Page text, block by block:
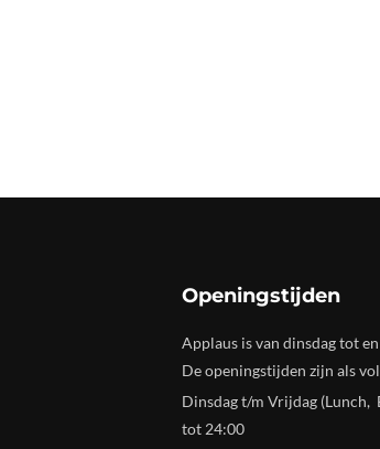
Openingstijden
Applaus is van dinsdag tot
De openingstijden zijn als
Dinsdag t/m Vrijdag
tot 24:00